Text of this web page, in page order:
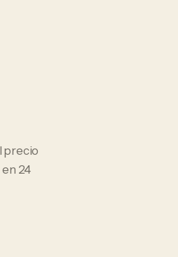
precio
24